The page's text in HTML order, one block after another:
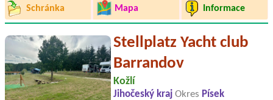
Schránka Mapa Informace
Stellplatz Yacht club
Barrandov
Kožlí
Jihočeský kraj Okres Písek